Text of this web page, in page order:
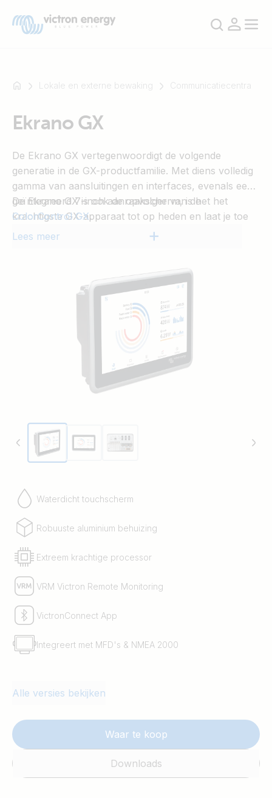
Bijvoorbeeld
Multiplus-
Orion
XS
SmartShunt
Lokale en externe bewaking Communicatiecentra
Ekrano GX
De Ekrano GX vertegenwoordigt de volgende
generatie in de GX-productfamilie. Met diens volledig
gamma van aansluitingen en interfaces, evenals een
geïntegreerd 7-inch aanraakscherm, is het het
krachtigste GX-apparaat tot op heden en laat je toe
steeds volledige controle te hebben over je systeem,
Victron Remote Management (VRM)-portal
of ga er rechtstreeks naartoe via het ingebouwde
aanraakscherm, een Multi-functioneel beeldscherm
VictronConnect-appdankzij het
ingebouwde WiFi-toegangspunt.
De Ekrano GX is ook de opvolger van de
ColorControl GX.
Lees meer
Waterdicht touchscherm
Robuuste aluminium behuizing
Extreem krachtige processor
VRM Victron Remote Monitoring
VictronConnect App
Integreert met MFD's & NMEA 2000
Alle versies bekijken
Waar te koop
Downloads